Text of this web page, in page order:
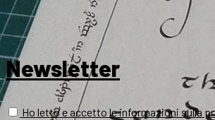
Newsletter
Ho letto e accetto le informazioni sulla